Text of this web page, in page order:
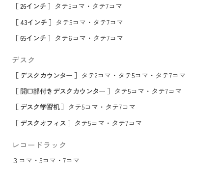
［ 26インチ ］ タテ5コマ ・ タテ7コマ
［ 43インチ ］ タテ5コマ ・ タテ7コマ
［ 65インチ ］ タテ6コマ ・ タテ7コマ
デスク
［ デスクカウンター ］ タテ2コマ ・ タテ5コマ ・ タテ7コマ
［ 開口部付きデスクカウンター ］ タテ5コマ ・ タテ7コマ
［ デスク学習机 ］ タテ5コマ ・ タテ7コマ
［ デスクオフィス ］ タテ5コマ ・ タテ7コマ
レコードラック
３コマ ・ 5コマ ・ 7コマ